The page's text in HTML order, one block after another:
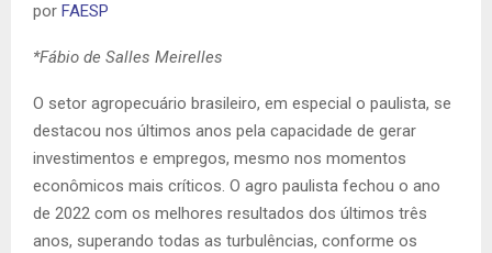
por FAESP
*Fábio de Salles Meirelles
O setor agropecuário brasileiro, em especial o paulista, se
destacou nos últimos anos pela capacidade de gerar
investimentos e empregos, mesmo nos momentos
econômicos mais críticos. O agro paulista fechou o ano
de 2022 com os melhores resultados dos últimos três
anos, superando todas as turbulências, conforme os